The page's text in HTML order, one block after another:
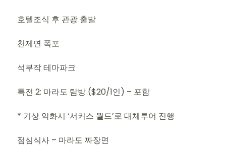
호텔조식 후 관광 출발
천제연 폭포
석부작 테마파크
특전 2: 마라도 탐방 ($20/1인) – 포함
* 기상 악화시 ‘서커스 월드’로 대체투어 진행
점심식사 – 마라도 짜장면